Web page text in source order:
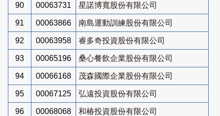
90 00063731 星諾博寬股份有限公司
91 00063866 南島運動訓練股份有限公司
92 00063958 睿多奇投資股份有限公司
93 00065196 桑心餐飲企業股份有限公司
94 00066168 茂森國際企業股份有限公司
95 00067125 弘遠投資股份有限公司
96 00068068 和椿投資股份有限公司